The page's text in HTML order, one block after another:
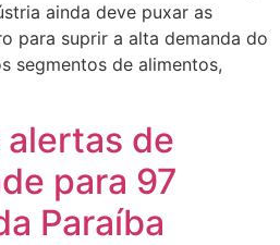
ainda deve puxar as
para suprir a alta demanda do
segmentos de alimentos,
de
para 97
Paraíba